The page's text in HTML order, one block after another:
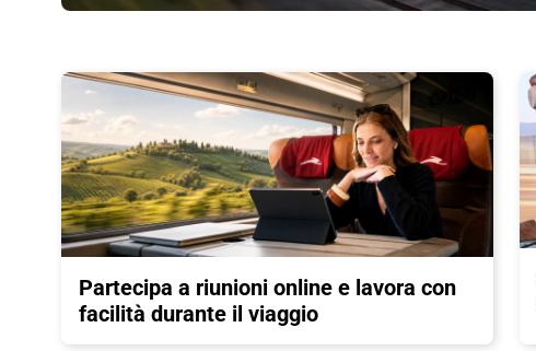
Partecipa a riunioni online e lavora con
facilità durante il viaggio